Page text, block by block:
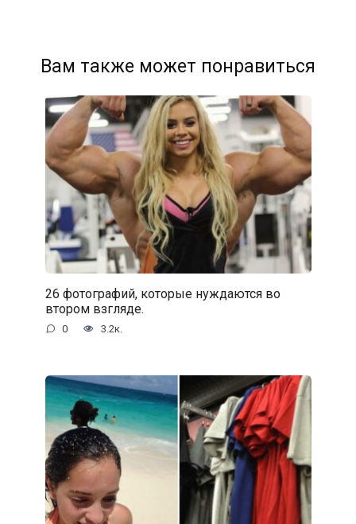
Вам также может понравиться
26 фотографий, которые нуждаются во
втором взгляде.
0 3.2к.